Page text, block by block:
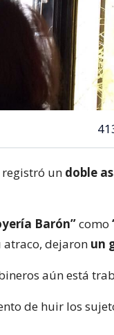
registró un doble
Barón”como
atraco, dejaron un
aún está
de huir los